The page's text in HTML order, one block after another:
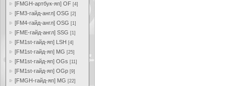
[FMGH-артбук-яп] OF [4]
[FM3-гайд-англ] OSG [2]
[FM4-гайд-англ] OSG [1]
[FME-гайд-англ] SSG [1]
[FM1st-гайд-яп] LSH [4]
[FM1st-гайд-яп] MG [25]
[FM1st-гайд-яп] OGs [11]
[FM1st-гайд-яп] OGp [9]
[FMGH-гайд-яп] MG [22]